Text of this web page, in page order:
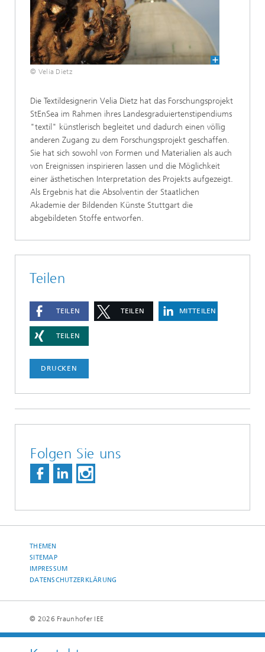
© Velia Dietz
Die Textildesignerin Velia Dietz hat das Forschungsprojekt
StEnSea im Rahmen ihres Landesgraduiertenstipendiums
"textil" künstlerisch begleitet und dadurch einen völlig
anderen Zugang zu dem Forschungsprojekt geschaffen.
Sie hat sich sowohl von Formen und Materialien als auch
von Ereignissen inspirieren lassen und die Möglichkeit
einer ästhetischen Interpretation des Projekts aufgezeigt.
Als Ergebnis hat die Absolventin der Staatlichen
Akademie der Bildenden Künste Stuttgart die
abgebildeten Stoffe entworfen.
Teilen
TEILEN TEILEN MITTEILEN
TEILEN
DRUCKEN
Folgen Sie uns
THEMEN
SITEMAP
IMPRESSUM
DATENSCHUTZERKLÄRUNG
© 2026 Fraunhofer IEE